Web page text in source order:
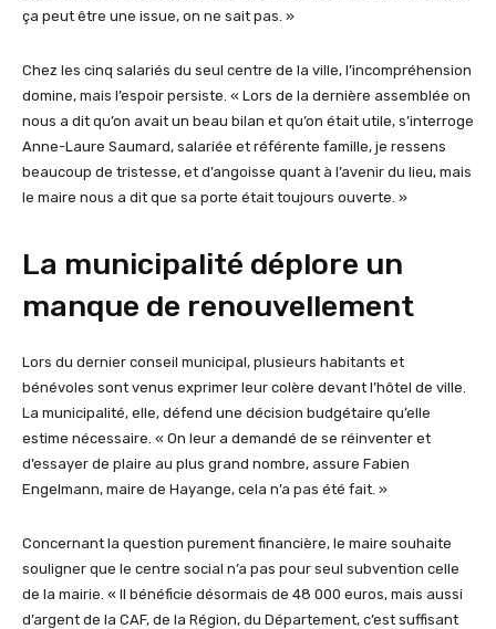
ça peut être une issue, on ne sait pas. »
Chez les cinq salariés du seul centre de la ville, l’incompréhension
domine, mais l’espoir persiste. « Lors de la dernière assemblée on
nous a dit qu’on avait un beau bilan et qu’on était utile, s’interroge
Anne-Laure Saumard, salariée et référente famille, je ressens
beaucoup de tristesse, et d’angoisse quant à l’avenir du lieu, mais
le maire nous a dit que sa porte était toujours ouverte. »
La municipalité déplore un
manque de renouvellement
Lors du dernier conseil municipal, plusieurs habitants et
bénévoles sont venus exprimer leur colère devant l’hôtel de ville.
La municipalité, elle, défend une décision budgétaire qu’elle
estime nécessaire. « On leur a demandé de se réinventer et
d’essayer de plaire au plus grand nombre, assure Fabien
Engelmann, maire de Hayange, cela n’a pas été fait. »
Concernant la question purement financière, le maire souhaite
souligner que le centre social n’a pas pour seul subvention celle
de la mairie. « Il bénéficie désormais de 48 000 euros, mais aussi
d’argent de la CAF, de la Région, du Département, c’est suffisant